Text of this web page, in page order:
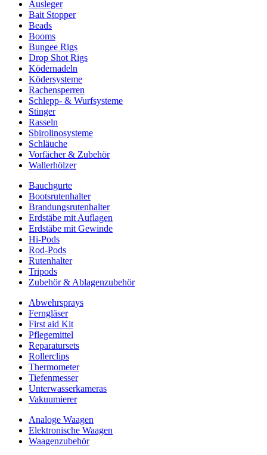
Ausleger
Bait Stopper
Beads
Booms
Bungee Rigs
Drop Shot Rigs
Ködernadeln
Ködersysteme
Rachensperren
Schlepp- & Wurfsysteme
Stinger
Rasseln
Sbirolinosysteme
Schläuche
Vorfächer & Zubehör
Wallerhölzer
Bauchgurte
Bootsrutenhalter
Brandungsrutenhalter
Erdstäbe mit Auflagen
Erdstäbe mit Gewinde
Hi-Pods
Rod-Pods
Rutenhalter
Tripods
Zubehör & Ablagenzubehör
Abwehrsprays
Ferngläser
First aid Kit
Pflegemittel
Reparatursets
Rollerclips
Thermometer
Tiefenmesser
Unterwasserkameras
Vakuumierer
Analoge Waagen
Elektronische Waagen
Waagenzubehör